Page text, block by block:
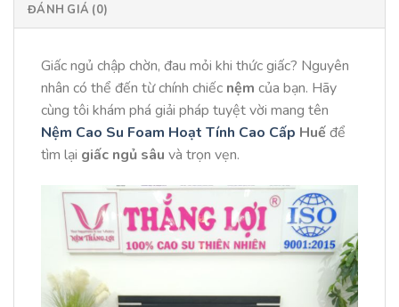
ĐÁNH GIÁ (0)
Giấc ngủ chập chờn, đau mỏi khi thức giấc? Nguyên
nhân có thể đến từ chính chiếc nệm của bạn. Hãy
cùng tôi khám phá giải pháp tuyệt vời mang tên
Nệm Cao Su Foam Hoạt Tính Cao Cấp Huếđể
tìm lại giấc ngủ sâu và trọn vẹn.